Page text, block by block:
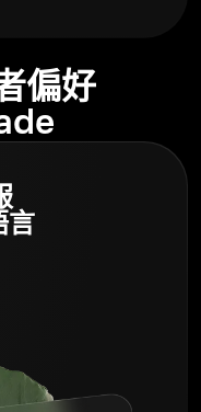
偏好
言